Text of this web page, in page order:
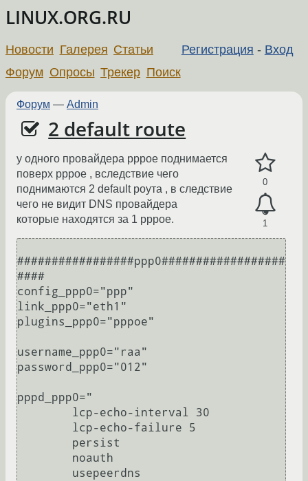
LINUX.ORG.RU
Регистрация - Вход
Новости Галерея Статьи
Форум Опросы Трекер Поиск
Форум — Admin
2 default route
0
1
у одного провайдера pppoe поднимается
поверх pppoe , вследствие чего
поднимаются 2 default роута , в следствие
чего не видит DNS провайдера
которые находятся за 1 pppoe.
#################ppp0##################
####
config_ppp0="ppp"
link_ppp0="eth1"
plugins_ppp0="pppoe"
username_ppp0="raa"
password_ppp0="012"
pppd_ppp0="